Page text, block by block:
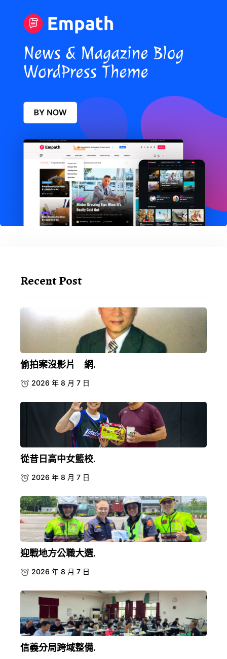
Recent Post
偷拍案沒影片 網.
2026 年 8 月 7 日
從昔日高中女籃校.
2026 年 8 月 7 日
迎戰地方公職大選.
2026 年 8 月 7 日
信義分局跨域整備.